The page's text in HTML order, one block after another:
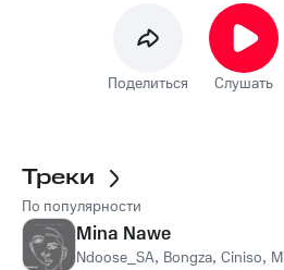
Поделиться Слушать
Треки
По популярности
Mina Nawe
Ndoose_SA, Bongza, Ciniso,